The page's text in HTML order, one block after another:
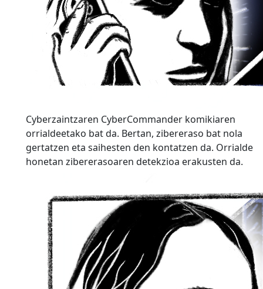
Cyberzaintzaren CyberCommander komikiaren
orrialdeetako bat da. Bertan, zibereraso bat nola
gertatzen eta saihesten den kontatzen da. Orrialde
honetan zibererasoaren detekzioa erakusten da.